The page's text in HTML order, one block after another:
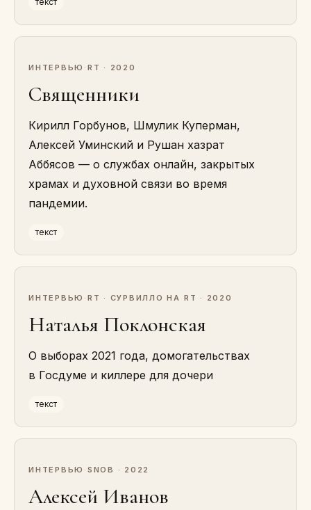
ИНТЕРВЬЮ · RT · 2020
Священники
Кирилл Горбунов, Шмулик Куперман,
Алексей Уминский и Рушан хазрат
Аббясов — о службах онлайн, закрытых
храмах и духовной связи во время
пандемии.
текст
ИНТЕРВЬЮ · RT · СУРВИЛЛО НА RT · 2020
Наталья Поклонская
О выборах 2021 года, домогательствах
в Госдуме и киллере для дочери
текст
ИНТЕРВЬЮ · SNOB · 2022
Алексей Иванов